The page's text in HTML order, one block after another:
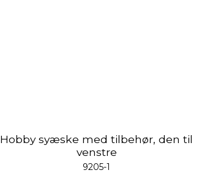
Hobby syæske med tilbehør, den til
venstre
9205-1